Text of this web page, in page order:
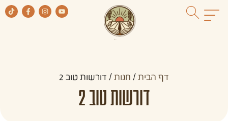
דף הבית / חנות / דורשות טוב 2
דורשות טוב 2